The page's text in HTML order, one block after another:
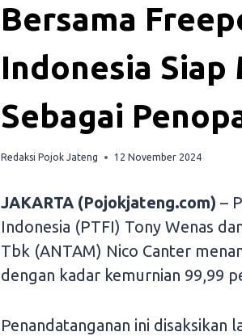
Bersama
Indonesia Siap
Sebagai
Redaksi Pojok Jateng 12 November 2024
JAKARTA (Pojokjateng.com) –
Indonesia (PTFI) Tony Wenas
Tbk (ANTAM) Nico Canter
dengan kadar kemurnian 99,99
Penandatanganan ini disaksikan